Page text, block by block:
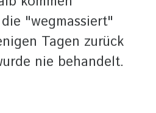
"wegmassiert"
Tagen zurück
nie behandelt.